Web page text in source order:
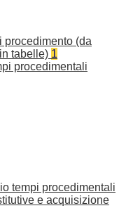
procedimento (da
tabelle) 1
procedimentali
tempi procedimentali
e acquisizione